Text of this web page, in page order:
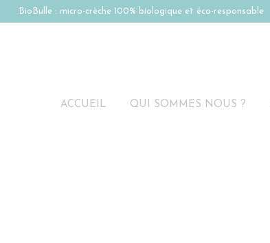
BioBulle : micro-crèche 100% biologique et éco-responsable
ACCUEIL QUI SOMMES NOUS ?